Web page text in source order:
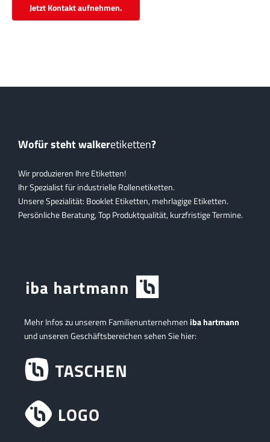
Jetzt Kontakt aufnehmen.
Wofür steht walkeretiketten?
Wir produzieren Ihre Etiketten!
Ihr Spezialist für industrielle Rollenetiketten.
Unsere Spezialität: Booklet Etiketten, mehrlagige Etiketten.
Persönliche Beratung, Top Produktqualität, kurzfristige Termine.
Mehr Infos zu unserem Familienunternehmeniba hartmann
und unseren Geschäftsbereichen sehen Sie hier: